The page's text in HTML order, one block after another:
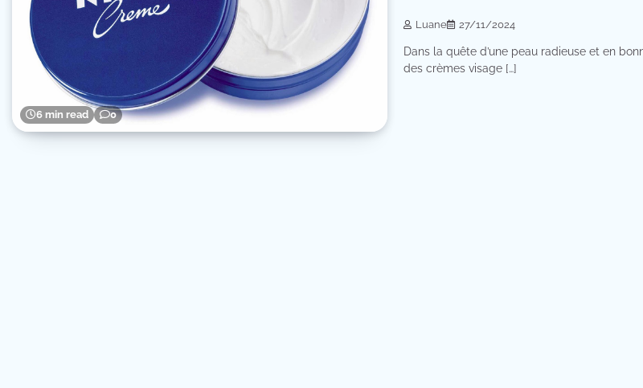
6 min read 0
Luane 27/11/2024
Dans la quête d’une peau radieuse et en
des crèmes visage […]